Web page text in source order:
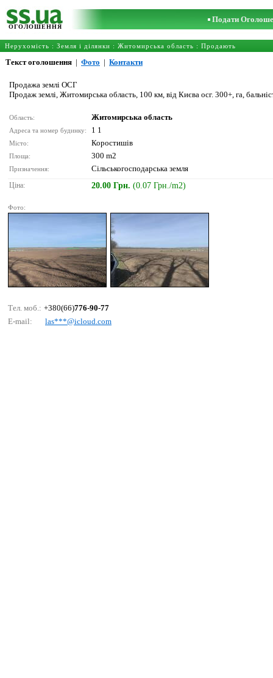
ОГОЛОШЕННЯ
Подати
Нерухомість : Земля і ділянки : Житомирська область : Продають
Текст оголошення | Фото | Контакти
Продажа землі ОСГ
Продаж землі, Житомирська область, 100 км, від Києва осг. 300+, га,
Область: Житомирська область
Адреса та номер будинку: 1 1
Місто: Коростишів
Площа: 300 m2
Призначення: Сільськогосподарська земля
Ціна: 20.00 Грн. (0.07 Грн./m2)
Фото:
Тел. моб.: +380(66)776-90-77
E-mail:
lаs***@iсlоud.соm